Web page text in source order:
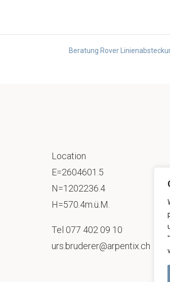
Beratung Rover
Location
E=2604601.5
N=1202236.4
H=570.4m.ü.M.
Tel 077 402 09 10
urs.bruderer@arpentix.ch